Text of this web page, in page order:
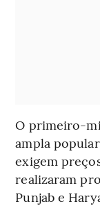
O primeiro-
ampla
exigem
realizaram
Punjab e